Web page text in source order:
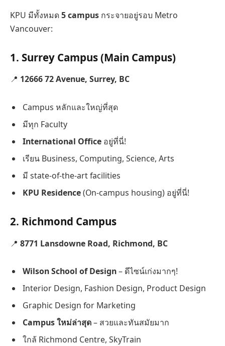
KPU มีทั้งหมด 5 campus กระจายอยู่รอบ Metro
Vancouver:
1. Surrey Campus(Main Campus)
📍 12666 72 Avenue, Surrey, BC
Campus หลักและใหญ่ที่สุด
มีทุก Faculty
International Office อยู่ที่นี่!
เรียน Business, Computing, Science, Arts
มี state-of-the-art facilities
KPU Residence(On-campus housing) อยู่ที่นี่!
2. Richmond Campus
📍 8771 Lansdowne Road, Richmond, BC
Wilson School of Design– ดีไซน์เก่งมากๆ!
Interior Design, Fashion Design, Product Design
Graphic Design for Marketing
Campus ใหม่ล่าสุด– สวยและทันสมัยมาก
ใกล้ Richmond Centre, SkyTrain